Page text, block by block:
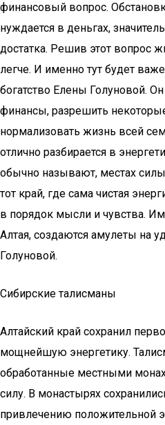
финансовый вопрос.
нуждается в деньгах,
достатка. Решив этот вопрос
легче. И именно тут будет
богатство Елены Голуновой.
финансы, разрешить
нормализовать жизнь всей
отлично разбирается в
обычно называют, местах
тот край, где сама чистая
в порядок мысли и чувства.
Алтая, создаются амулеты на
Голуновой.
Сибирские талисманы
Алтайский край сохранил
мощнейшую энергетику.
обработанные местными
силу. В монастырях
привлечению положительной